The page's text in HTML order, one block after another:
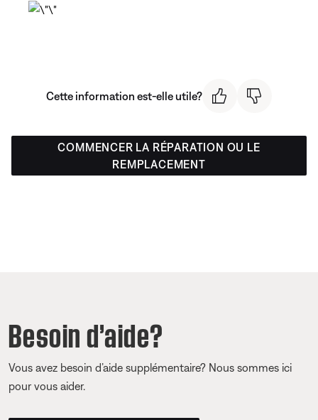
Cette information est-elle utile?
COMMENCER LA RÉPARATION OU LE
REMPLACEMENT
Besoin d’aide?
Vous avez besoin d’aide supplémentaire? Nous sommes ici
pour vous aider.